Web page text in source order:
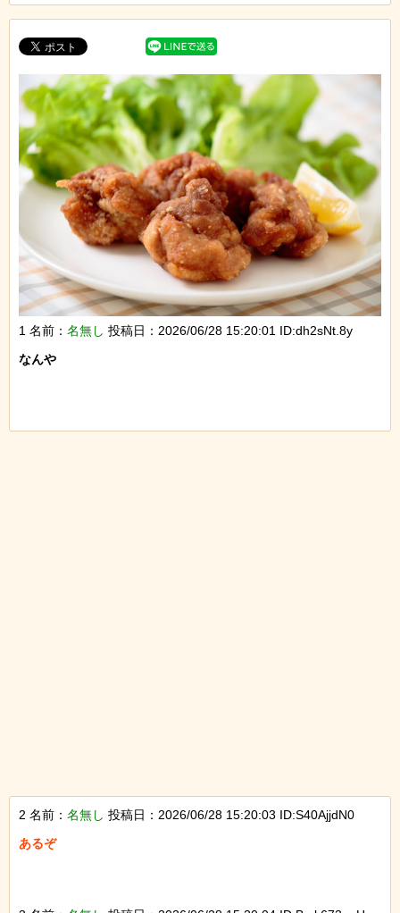
1 名前： 名無し 投稿日：2026/06/28 15:20:01 ID:dh2sNt.8y
なんや
2 名前： 名無し 投稿日：2026/06/28 15:20:03 ID:S40AjjdN0
あるぞ